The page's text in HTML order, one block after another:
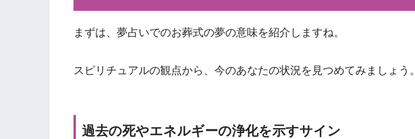
まずは、夢占いでのお葬式の夢の意味を紹介しますね。
スピリチュアルの観点から、今のあなたの状況を見つめてみましょう。
過去の死やエネルギーの浄化を示すサイン